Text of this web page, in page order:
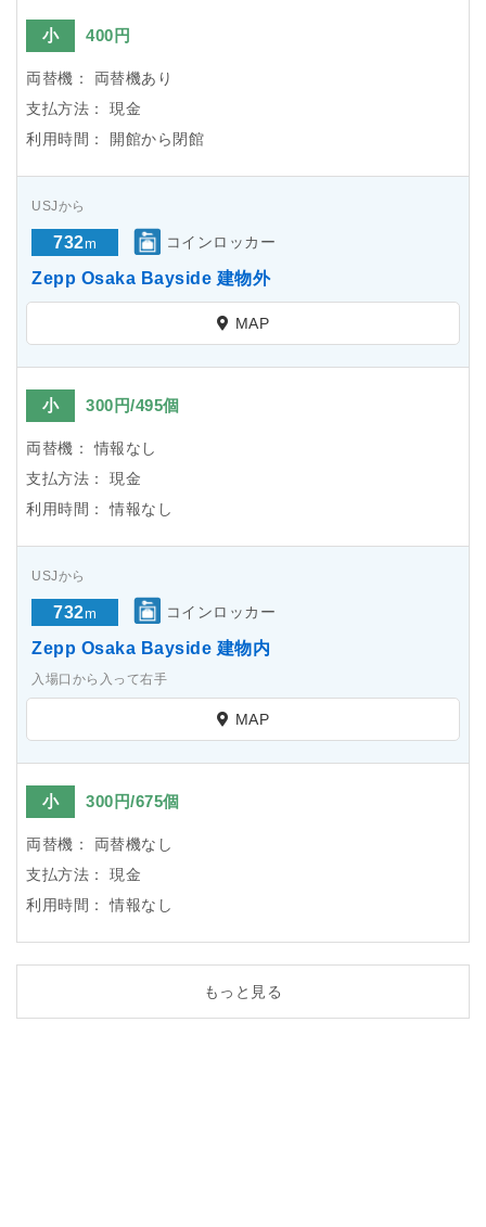
小 400円
両替機：
両替機あり
支払方法：
現金
利用時間：
開館から閉館
USJから
732m コインロッカー
Zepp Osaka Bayside 建物外
MAP
小 300円/495個
両替機：
情報なし
支払方法：
現金
利用時間：
情報なし
USJから
732m コインロッカー
Zepp Osaka Bayside 建物内
入場口から入って右手
MAP
小 300円/675個
両替機：
両替機なし
支払方法：
現金
利用時間：
情報なし
もっと見る